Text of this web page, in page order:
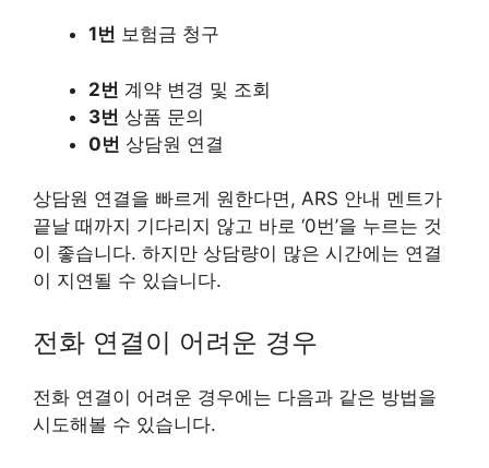
1번 보험금 청구
2번 계약 변경 및 조회
3번 상품 문의
0번 상담원 연결
상담원 연결을 빠르게 원한다면, ARS 안내 멘트가
끝날 때까지 기다리지 않고 바로 ‘0번’을 누르는 것
이 좋습니다. 하지만 상담량이 많은 시간에는 연결
이 지연될 수 있습니다.
전화 연결이 어려운 경우
전화 연결이 어려운 경우에는 다음과 같은 방법을
시도해볼 수 있습니다.